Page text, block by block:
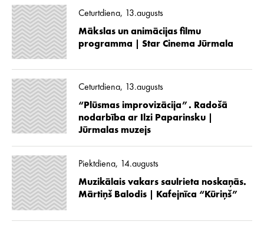
Ceturtdiena, 13.augusts
Mākslas un animācijas filmu
programma | Star Cinema Jūrmala
Ceturtdiena, 13.augusts
“Plūsmas improvizācija”. Radošā
nodarbība ar Ilzi Paparinsku |
Jūrmalas muzejs
Piektdiena, 14.augusts
Muzikālais vakars saulrieta noskaņās.
Mārtiņš Balodis | Kafejnīca “Kūriņš”